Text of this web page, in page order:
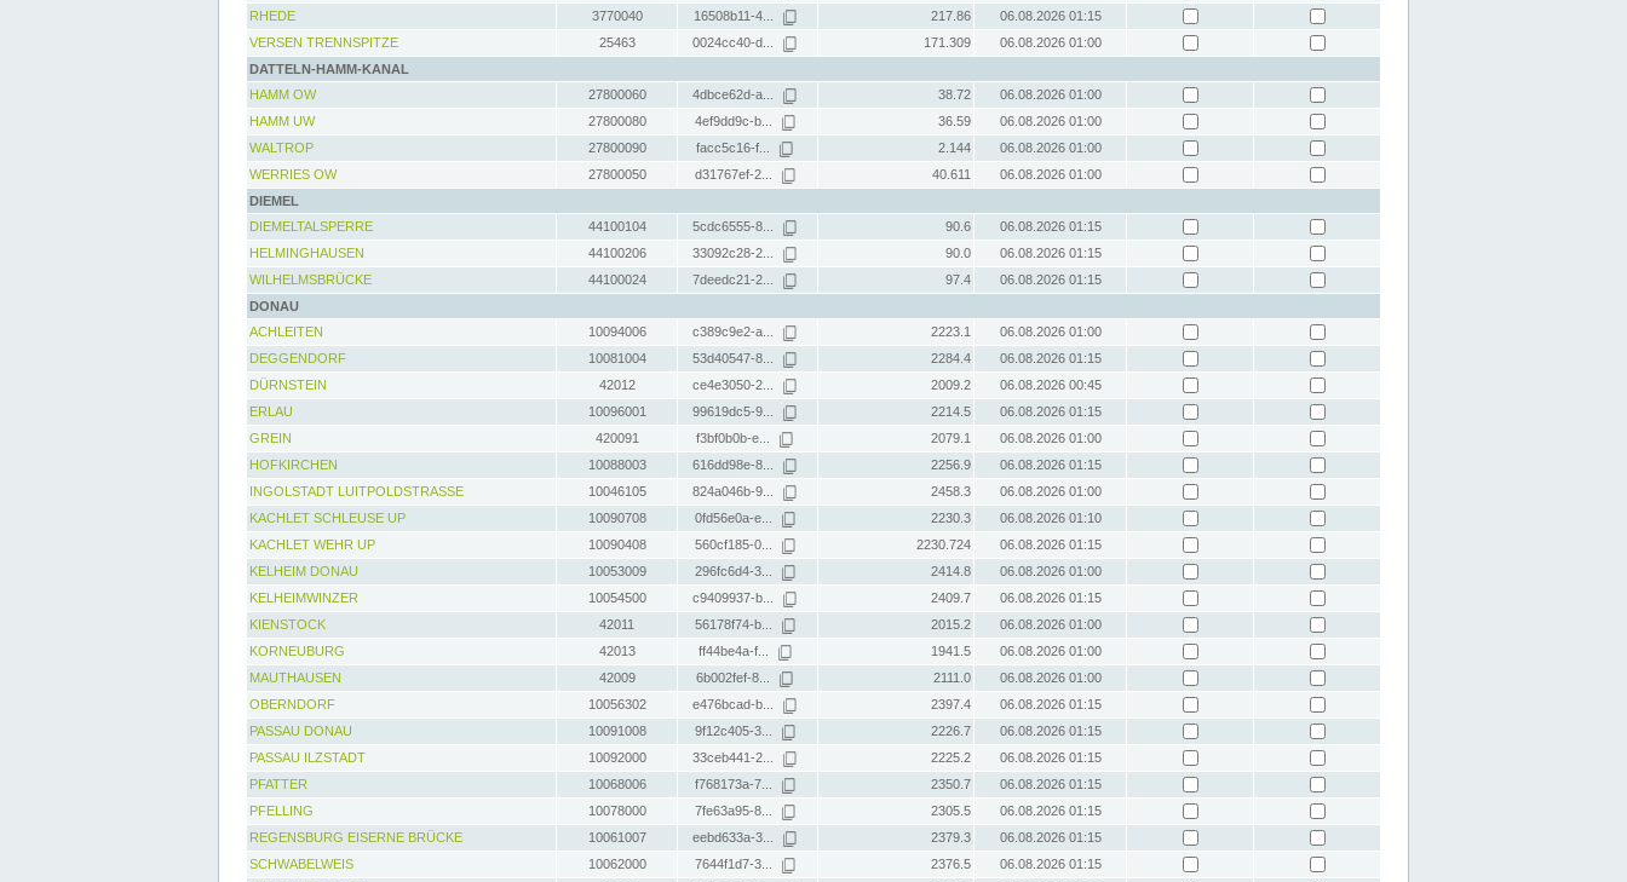
RHEDE
3770040 16508b11-4... 217.86
06.08.2026 01:15
VERSEN TRENNSPITZE
25463 0024cc40-d... 171.309
06.08.2026 01:00
DATTELN-HAMM-KANAL
HAMM OW
27800060 4dbce62d-a... 38.72
06.08.2026 01:00
HAMM UW
27800080 4ef9dd9c-b... 36.59
06.08.2026 01:00
WALTROP
27800090 facc5c16-f... 2.144
06.08.2026 01:00
WERRIES OW
27800050 d31767ef-2... 40.611
06.08.2026 01:00
DIEMEL
DIEMELTALSPERRE
44100104 5cdc6555-8... 90.6
06.08.2026 01:15
HELMINGHAUSEN
44100206 33092c28-2... 90.0
06.08.2026 01:15
WILHELMSBRÜCKE
44100024 7deedc21-2... 97.4
06.08.2026 01:15
DONAU
ACHLEITEN
10094006 c389c9e2-a... 2223.1
06.08.2026 01:00
DEGGENDORF
10081004 53d40547-8... 2284.4
06.08.2026 01:15
DÜRNSTEIN
42012 ce4e3050-2... 2009.2
06.08.2026 00:45
ERLAU
10096001 99619dc5-9... 2214.5
06.08.2026 01:15
GREIN
420091 f3bf0b0b-e... 2079.1
06.08.2026 01:00
HOFKIRCHEN
10088003 616dd98e-8... 2256.9
06.08.2026 01:15
INGOLSTADT LUITPOLDSTRASSE
10046105 824a046b-9... 2458.3
06.08.2026 01:00
KACHLET SCHLEUSE UP
10090708 0fd56e0a-e... 2230.3
06.08.2026 01:10
KACHLET WEHR UP
10090408 560cf185-0... 2230.724
06.08.2026 01:15
KELHEIM DONAU
10053009 296fc6d4-3... 2414.8
06.08.2026 01:00
KELHEIMWINZER
10054500 c9409937-b... 2409.7
06.08.2026 01:15
KIENSTOCK
42011 56178f74-b... 2015.2
06.08.2026 01:00
KORNEUBURG
42013 ff44be4a-f... 1941.5
06.08.2026 01:00
MAUTHAUSEN
42009 6b002fef-8... 2111.0
06.08.2026 01:00
OBERNDORF
10056302 e476bcad-b... 2397.4
06.08.2026 01:15
PASSAU DONAU
10091008 9f12c405-3... 2226.7
06.08.2026 01:15
PASSAU ILZSTADT
10092000 33ceb441-2... 2225.2
06.08.2026 01:15
PFATTER
10068006 f768173a-7... 2350.7
06.08.2026 01:15
PFELLING
10078000 7fe63a95-8... 2305.5
06.08.2026 01:15
REGENSBURG EISERNE BRÜCKE
10061007 eebd633a-3... 2379.3
06.08.2026 01:15
SCHWABELWEIS
10062000 7644f1d7-3... 2376.5
06.08.2026 01:15